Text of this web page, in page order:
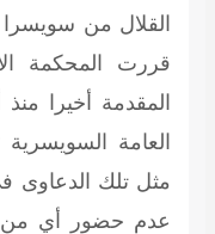
القلال من سويسرا
قررت المحكمة
المقدمة أخيرا منذ
العامة
مثل تلك
عدم حضور أي من